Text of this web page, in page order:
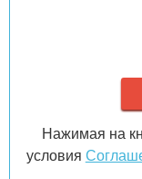
Нажимая на
условия